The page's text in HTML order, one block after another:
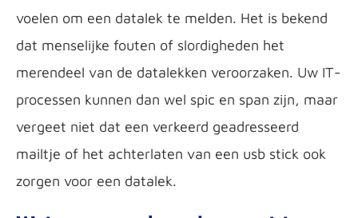
voelen om een datalek te melden. Het is bekend
dat menselijke fouten of slordigheden het
merendeel van de datalekken veroorzaken. Uw IT-
processen kunnen dan wel spic en span zijn, maar
vergeet niet dat een verkeerd geadresseerd
mailtje of het achterlaten van een usb stick ook
zorgen voor een datalek.